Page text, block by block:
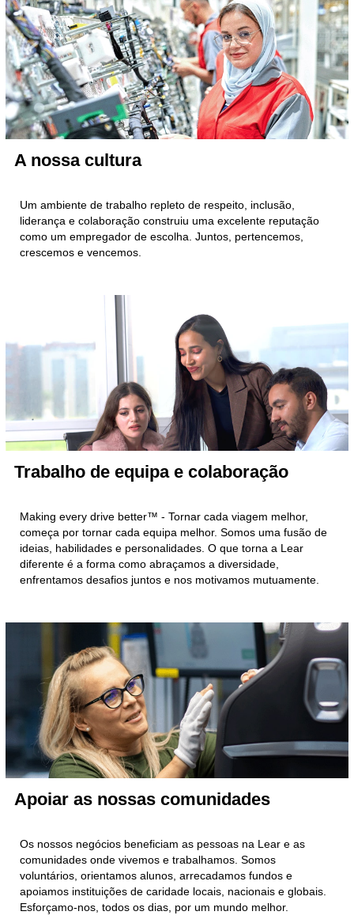
A nossa cultura
Um ambiente de trabalho repleto de respeito, inclusão,
liderança e colaboração construiu uma excelente reputação
como um empregador de escolha. Juntos, pertencemos,
crescemos e vencemos.
Trabalho de equipa e colaboração
Making every drive better™ - Tornar cada viagem melhor,
começa por tornar cada equipa melhor. Somos uma fusão de
ideias, habilidades e personalidades. O que torna a Lear
diferente é a forma como abraçamos a diversidade,
enfrentamos desafios juntos e nos motivamos mutuamente.
Apoiar as nossas comunidades
Os nossos negócios beneficiam as pessoas na Lear e as
comunidades onde vivemos e trabalhamos. Somos
voluntários, orientamos alunos, arrecadamos fundos e
apoiamos instituições de caridade locais, nacionais e globais.
Esforçamo-nos, todos os dias, por um mundo melhor.